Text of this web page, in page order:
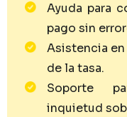
Ayuda para
pago sin
Asistencia
de la tasa.
Soporte
inquietud